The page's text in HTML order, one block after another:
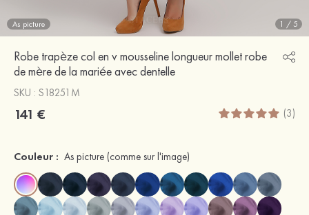
As picture 1 / 5
Robe trapèze col en v mousseline longueur mollet robe
de mère de la mariée avec dentelle
SKU : S18251M
141 € (3)
Couleur : As picture (comme sur l'image)